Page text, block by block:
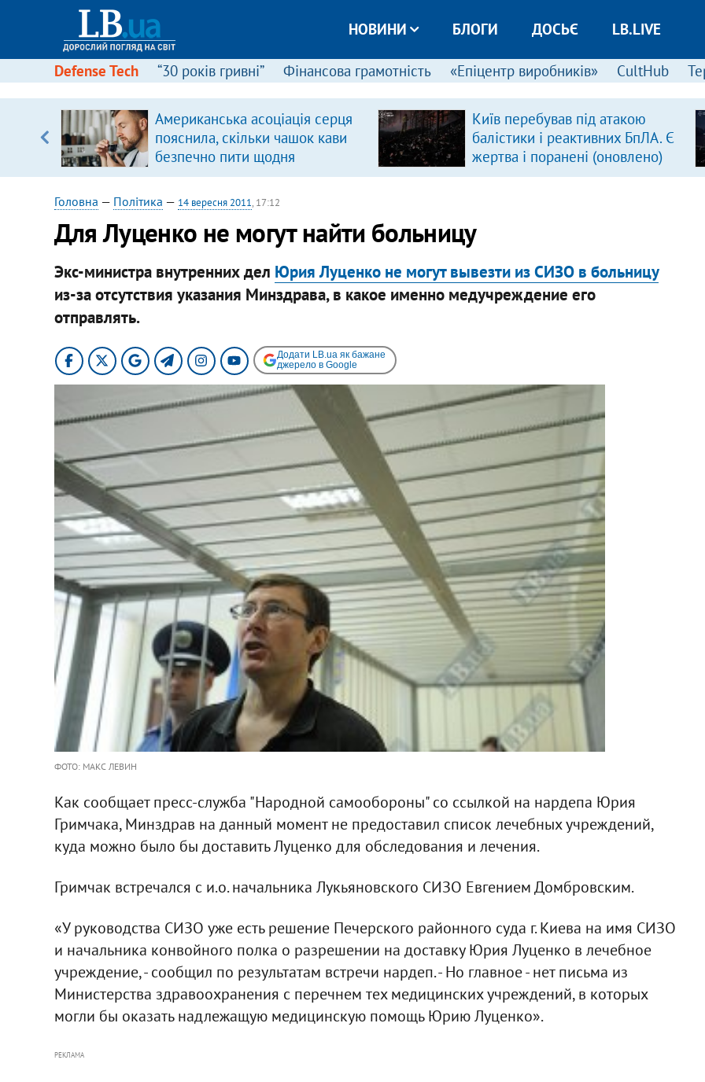
НОВИНИ БЛОГИ ДОСЬЄ LB.LIVE
Defense Tech “30 років гривні” Фінансова грамотність «Епіцентр виробників» CultHub
Американська асоціація серця
пояснила, скільки чашок кави
безпечно пити щодня
Київ перебував під атакою
балістики і реактивних БпЛА. Є
жертва і поранені (оновлено)
Головна — Політика — 14 вересня 2011, 17:12
Для Луценко не могут найти больницу
Экс-министра внутренних дел Юрия Луценко не могут вывезти из СИЗО в больницу
из-за отсутствия указания Минздрава, в какое именно медучреждение его
отправлять.
Додати LB.ua як бажане
джерело в Google
ФОТО: МАКС ЛЕВИН
Как сообщает пресс-служба "Народной самообороны" со ссылкой на нардепа Юрия
Гримчака, Минздрав на данный момент не предоставил список лечебных учреждений,
куда можно было бы доставить Луценко для обследования и лечения.
Гримчак встречался с и.о. начальника Лукьяновского СИЗО Евгением Домбровским.
«У руководства СИЗО уже есть решение Печерского районного суда г. Киева на имя СИЗО
и начальника конвойного полка о разрешении на доставку Юрия Луценко в лечебное
учреждение, - сообщил по результатам встречи нардеп. - Но главное - нет письма из
Министерства здравоохранения с перечнем тех медицинских учреждений, в которых
могли бы оказать надлежащую медицинскую помощь Юрию Луценко».
РЕКЛАМА